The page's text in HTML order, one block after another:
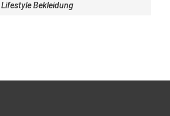
Lifestyle Bekleidung